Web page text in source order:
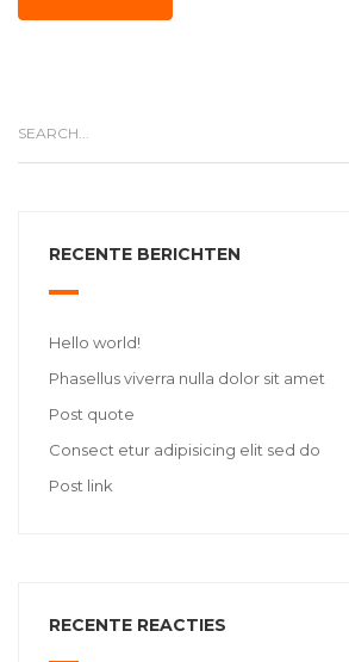
RECENTE BERICHTEN
Hello world!
Phasellus viverra nulla dolor sit amet
Post quote
Consect etur adipisicing elit sed do
Post link
RECENTE REACTIES